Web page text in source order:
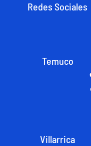
Redes Sociales
Temuco
Villarrica